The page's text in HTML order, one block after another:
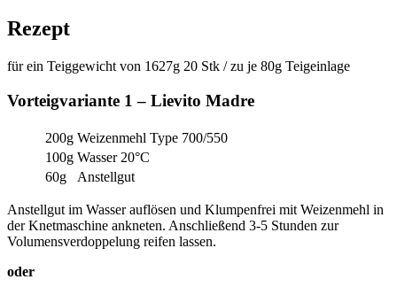
Rezept
für ein Teiggewicht von 1627g 20 Stk / zu je 80g Teigeinlage
Vorteigvariante 1 – Lievito Madre
200g Weizenmehl Type 700/550
100g Wasser 20°C
60g
Anstellgut
Anstellgut im Wasser auflösen und Klumpenfrei mit Weizenmehl in
der Knetmaschine ankneten. Anschließend 3-5 Stunden zur
Volumensverdoppelung reifen lassen.
oder